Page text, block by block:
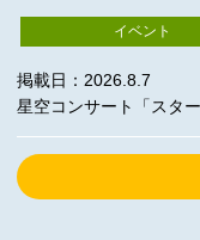
イベント
掲載日：2026.8.7
星空コンサート「スタ